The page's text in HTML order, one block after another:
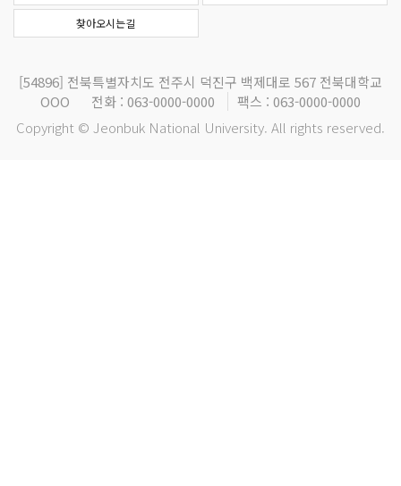
찾아오시는길
[54896] 전북특별자치도 전주시 덕진구 백제대로 567 전북대학교
OOO
전화 : 063-0000-0000
팩스 : 063-0000-0000
Copyright © Jeonbuk National University. All rights reserved.